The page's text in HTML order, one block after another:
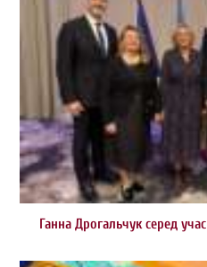
Ганна Дрогальчук серед